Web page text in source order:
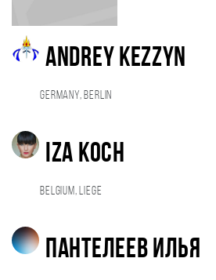
Andrey Kezzyn
Germany, Berlin
Iza Koch
Belgium, Liege
Пантелеев Илья